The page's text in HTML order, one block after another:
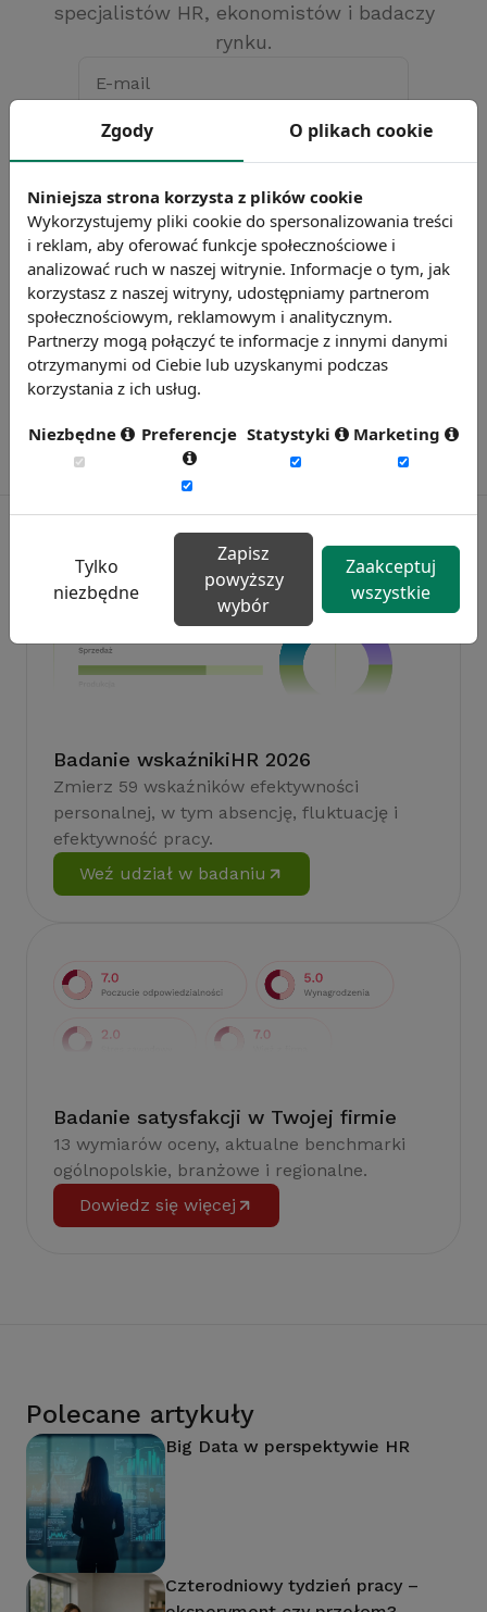
specjalistów HR, ekonomistów i badaczy
rynku.
E-mail
Hasło
hasło
Zaloguj się
Nie masz konta?Załóż darmowe konto
Badanie wskaźnikiHR 2026
Zmierz 59 wskaźników efektywności
personalnej, w tym absencję, fluktuację i
efektywność pracy.
Weź udział w badaniu
Badanie satysfakcji w Twojej firmie
13 wymiarów oceny, aktualne benchmarki
ogólnopolskie, branżowe i regionalne.
Dowiedz się więcej
Polecane artykuły
Big Data w perspektywie HR
Czterodniowy tydzień pracy –
Zgody O plikach cookie
Niniejsza strona korzysta z plików cookie
Wykorzystujemy pliki cookie do spersonalizowania treści
i reklam, aby oferować funkcje społecznościowe i
analizować ruch w naszej witrynie. Informacje o tym, jak
korzystasz z naszej witryny, udostępniamy partnerom
społecznościowym, reklamowym i analitycznym.
Partnerzy mogą połączyć te informacje z innymi danymi
otrzymanymi od Ciebie lub uzyskanymi podczas
korzystania z ich usług.
Niezbędne Preferencje Statystyki Marketing
Tylko
niezbędne
Zapisz
powyższy
wybór
Zaakceptuj
wszystkie